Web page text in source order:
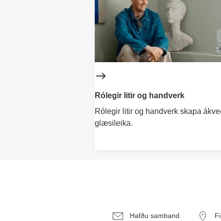
Rólegir litir og handverk
Rólegir litir og handverk skapa
glæsileika.
Hafðu samband